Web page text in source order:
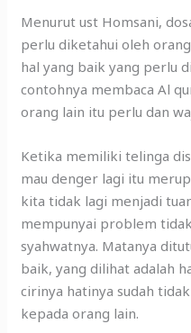
Menurut ust Homsani,
perlu diketahui oleh
hal yang baik yang perlu
contohnya membaca Al
orang lain itu perlu dan
Ketika memiliki telinga
mau denger lagi itu
kita tidak lagi menjadi
mempunyai problem
syahwatnya. Matanya
baik, yang dilihat adalah
cirinya hatinya sudah
kepada orang lain.